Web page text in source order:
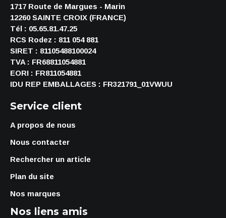
1717 Route de Margues - Marin
12260 SAINTE CROIX (FRANCE)
Tél : 05.65.81.47.25
RCS Rodez : 811 054 881
SIRET : 81105488100024
TVA : FR68811054881
EORI : FR811054881
IDU REP EMBALLAGES : FR321791_01VWUU
Service client
A propos de nous
Nous contacter
Rechercher un article
Plan du site
Nos marques
Nos liens amis